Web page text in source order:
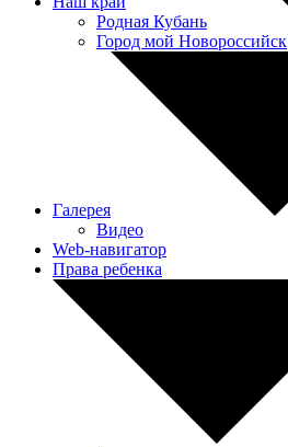
Родная Кубань
Город мой Новороссийск
Галерея
Видео
Web-навигатор
Права ребенка